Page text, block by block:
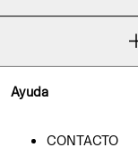
Ayuda
CONTACTO